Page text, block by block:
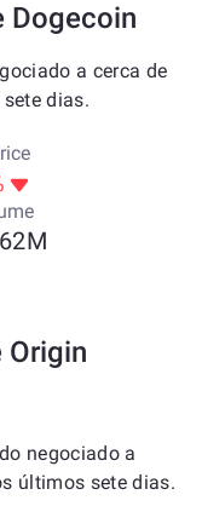
Dogecoin
a cerca de
dias.
Origin
negociado a
últimos sete dias.